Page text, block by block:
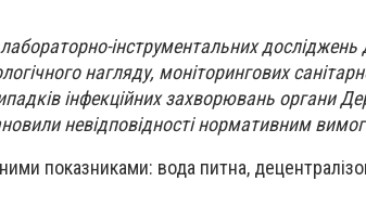
інструментальних досліджень
нагляду, моніторингових
інфекційних захворювань органи
невідповідності нормативним
показниками: вода питна,